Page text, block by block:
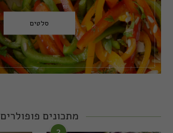
סלטים
מתכונים פופולרים